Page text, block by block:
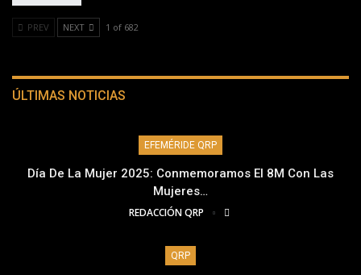
PREV NEXT 1 of 682
ÚLTIMAS NOTICIAS
EFEMÉRIDE QRP
Día De La Mujer 2025: Conmemoramos El 8M Con Las
Mujeres…
REDACCIÓN QRP
QRP